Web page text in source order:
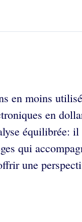
en moins
en
qui
une